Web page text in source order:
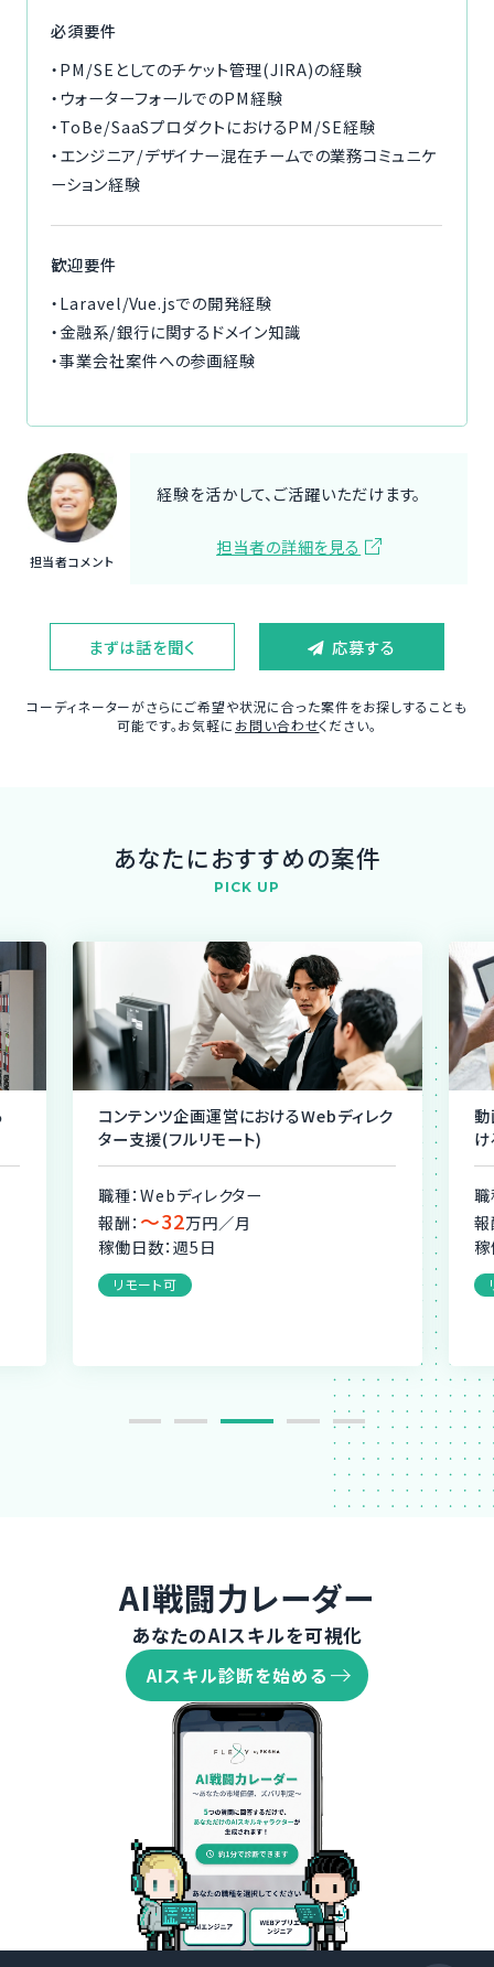
必須要件
・PM/SEとしてのチケット管理(JIRA)の経験
・ウォーターフォールでのPM経験
・ToBe/SaaSプロダクトにおけるPM/SE経験
・エンジニア/デザイナー混在チームでの業務コミュニケ
ーション経験
歓迎要件
・Laravel/Vue.jsでの開発経験
・金融系/銀行に関するドメイン知識
・事業会社案件への参画経験
担当者コメント
経験を活かして、ご活躍いただけます。
担当者の詳細を見る
まずは話を聞く 応募する
コーディネーターがさらにご希望や状況に合った案件をお探しすることも
可能です。お気軽に お問い合わせください。
あなたにおすすめの案件
PICK UP
コンテンツ企画運営におけるWebディレク
ター支援(フルリモート)
職種：Webディレクター
報酬： 〜32万円／月
稼働日数：週5日
リモート可
職
報
AI戦闘力レーダー
あなたのAIスキルを可視化
AIスキル診断を始める